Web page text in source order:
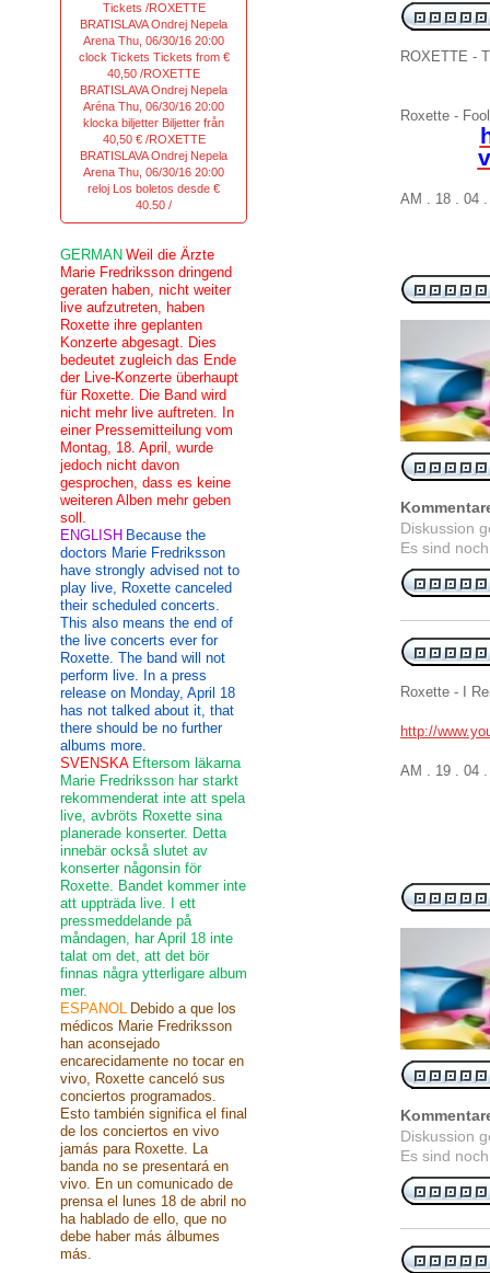
ROXETTE -
Roxette - Fool
AM . 18 . 04
Diskussion
Es sind
Roxette - I
http://
AM . 19 . 04 .
Diskussion
Es sind
Tickets /ROXETTE
BRATISLAVA Ondrej Nepela
Arena Thu, 06/30/16 20:00
clock Tickets Tickets from €
40,50 /ROXETTE
BRATISLAVA Ondrej Nepela
Aréna Thu, 06/30/16 20:00
klocka biljetter Biljetter från
40,50 € /ROXETTE
BRATISLAVA Ondrej Nepela
Arena Thu, 06/30/16 20:00
reloj Los boletos desde €
40.50 /
GERMAN Weil die Ärzte
Marie Fredriksson dringend
geraten haben, nicht weiter
live aufzutreten, haben
Roxette ihre geplanten
Konzerte abgesagt. Dies
bedeutet zugleich das Ende
der Live-Konzerte überhaupt
für Roxette. Die Band wird
nicht mehr live auftreten. In
einer Pressemitteilung vom
Montag, 18. April, wurde
jedoch nicht davon
gesprochen, dass es keine
weiteren Alben mehr geben
soll.
ENGLISH Because the
doctors Marie Fredriksson
have strongly advised not to
play live, Roxette canceled
their scheduled concerts.
This also means the end of
the live concerts ever for
Roxette. The band will not
perform live. In a press
release on Monday, April 18
has not talked about it, that
there should be no further
albums more.
SVENSKA Eftersom läkarna
Marie Fredriksson har starkt
rekommenderat inte att spela
live, avbröts Roxette sina
planerade konserter. Detta
innebär också slutet av
konserter någonsin för
Roxette. Bandet kommer inte
att uppträda live. I ett
pressmeddelande på
måndagen, har April 18 inte
talat om det, att det bör
finnas några ytterligare album
mer.
ESPANOL Debido a que los
médicos Marie Fredriksson
han aconsejado
encarecidamente no tocar en
vivo, Roxette canceló sus
conciertos programados.
Esto también significa el final
de los conciertos en vivo
jamás para Roxette. La
banda no se presentará en
vivo. En un comunicado de
prensa el lunes 18 de abril no
ha hablado de ello, que no
debe haber más álbumes
más.